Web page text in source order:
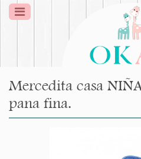
Mercedita casa
pana fina.